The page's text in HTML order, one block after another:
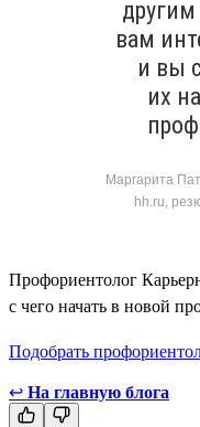
вам
и вы
их
Маргарита
hh.ru,
Профориентолог
с чего начать в новой
Подобрать
↩ На главную блога